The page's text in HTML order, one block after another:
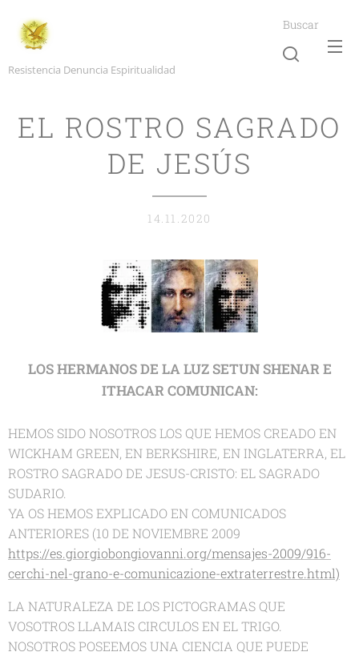
Resistencia Denuncia Espiritualidad
Buscar
EL ROSTRO SAGRADO
DE JESÚS
14.11.2020
LOS HERMANOS DE LA LUZ SETUN SHENAR E
ITHACAR COMUNICAN:
HEMOS SIDO NOSOTROS LOS QUE HEMOS CREADO EN
WICKHAM GREEN, EN BERKSHIRE, EN INGLATERRA, EL
ROSTRO SAGRADO DE JESUS-CRISTO: EL SAGRADO
SUDARIO.
YA OS HEMOS EXPLICADO EN COMUNICADOS
ANTERIORES (10 DE NOVIEMBRE 2009
https://es.giorgiobongiovanni.org/mensajes-2009/916-
cerchi-nel-grano-e-comunicazione-extraterrestre.html)
LA NATURALEZA DE LOS PICTOGRAMAS QUE
VOSOTROS LLAMAIS CIRCULOS EN EL TRIGO.
NOSOTROS POSEEMOS UNA CIENCIA QUE PUEDE